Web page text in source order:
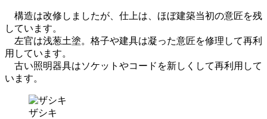
構造は改修しましたが、仕上は、ほぼ建築当初の意匠を残
しています。
左官は浅葱土塗。格子や建具は凝った意匠を修理して再利
用しています。
古い照明器具はソケットやコードを新しくして再利用して
います。
ザシキ